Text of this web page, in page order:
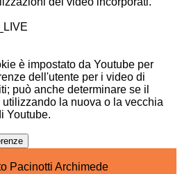
è impostato da Youtube per
dell'utente per i video di
può anche determinare se il
la nuova o la vecchia
Youtube.
Pacinotti Archimede